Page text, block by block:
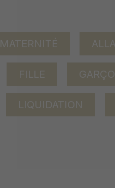
MATERNITÉ
FILLE
LIQUIDATION